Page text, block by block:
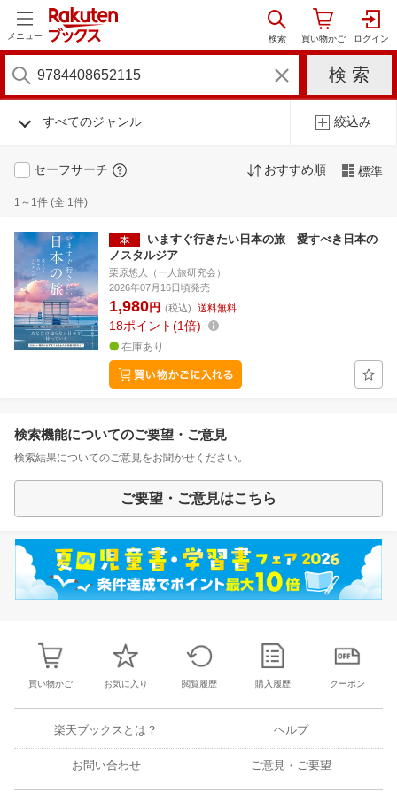
メニュー
すべてのジャンル 絞込み
セーフサーチ おすすめ順 標準
1～1件 (全 1件)
いますぐ行きたい日本の旅 愛すべき日本の
ノスタルジア
栗原悠人（一人旅研究会）
2026年07月16日頃発売
1,980円 (税込) 送料無料
18ポイント 1倍
在庫あり
検索機能についてのご要望・ご意見
検索結果についてのご意見をお聞かせください。
ご要望・ご意見はこちら
買い物かご お気に入り 閲覧履歴 購入履歴 クーポン
楽天ブックスとは？ ヘルプ
お問い合わせ ご意見・ご要望